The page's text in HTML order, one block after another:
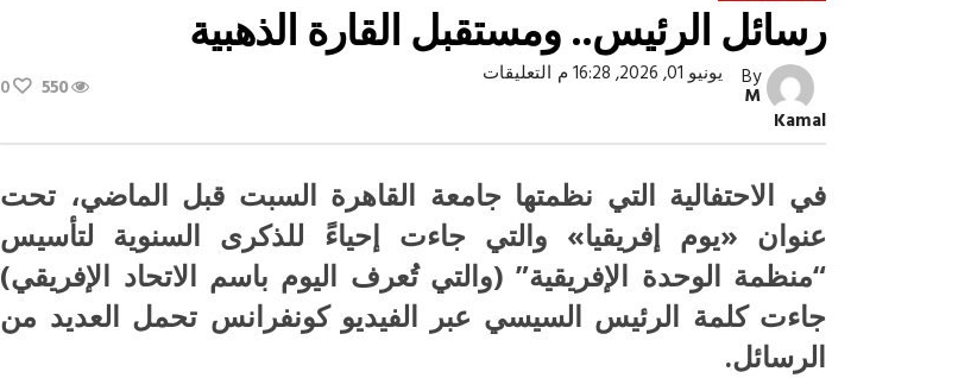
رسائل الرئيس.. ومستقبل القارة الذهبية
By
M
Kamal
يونيو 01, 2026, 16:28 م التعليقات
القارة
مغلقة
550
0
في الاحتفالية التي نظمتها جامعة القاهرة السبت قبل الماضي، تحت
عنوان «يوم إفريقيا» والتي جاءت إحياءً للذكرى السنوية لتأسيس
“منظمة الوحدة الإفريقية” (والتي تُعرف اليوم باسم الاتحاد الإفريقي)
جاءت كلمة الرئيس السيسي عبر الفيديو كونفرانس تحمل العديد من
الرسائل.
التشجيع «أخلاق» وليس «تحفيل»